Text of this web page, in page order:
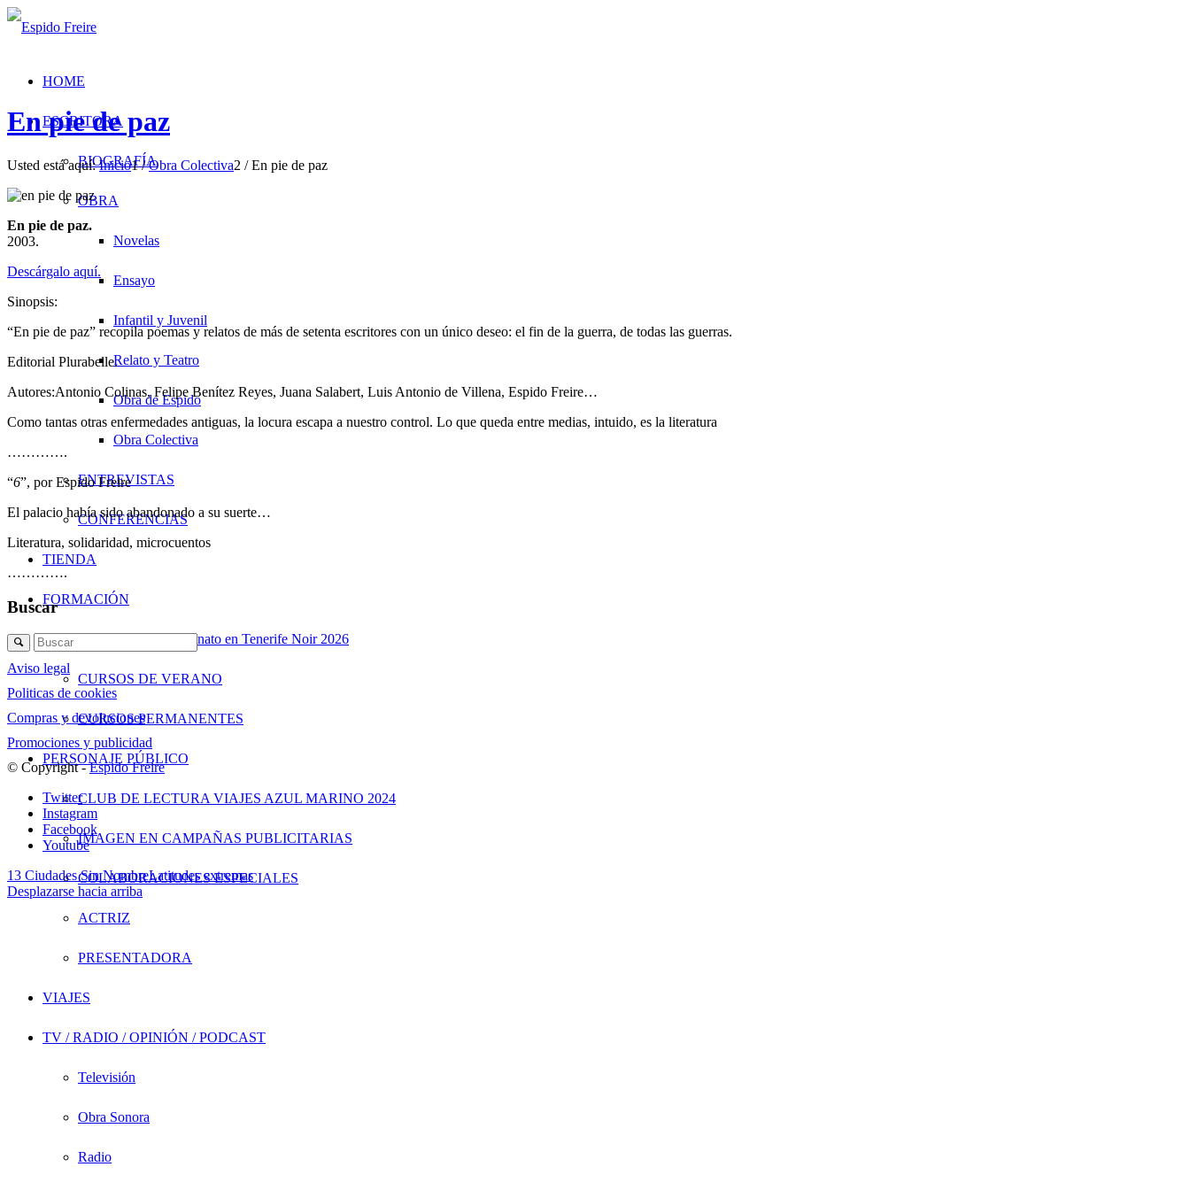
HOME
ESCRITORA
BIOGRAFÍA
OBRA
Novelas
Ensayo
Infantil y Juvenil
Relato y Teatro
Obra de Espido
Obra Colectiva
ENTREVISTAS
CONFERENCIAS
TIENDA
FORMACIÓN
Anatomía de un asesinato en Tenerife Noir 2026
CURSOS DE VERANO
CURSOS PERMANENTES
PERSONAJE PÚBLICO
CLUB DE LECTURA VIAJES AZUL MARINO 2024
IMAGEN EN CAMPAÑAS PUBLICITARIAS
COLABORACIONES ESPECIALES
ACTRIZ
PRESENTADORA
VIAJES
TV / RADIO / OPINIÓN / PODCAST
Televisión
Obra Sonora
Radio
En pie de paz
Usted está aquí: Inicio1 / Obra Colectiva2 / En pie de paz
En pie de paz.
2003.
Descárgalo aquí.
Sinopsis:
“En pie de paz” recopila poemas y relatos de más de setenta escritores con un único deseo: el fin de la guerra, de todas las guerras.
Editorial Plurabelle.
Autores:Antonio Colinas, Felipe Benítez Reyes, Juana Salabert, Luis Antonio de Villena, Espido Freire…
Como tantas otras enfermedades antiguas, la locura escapa a nuestro control. Lo que queda entre medias, intuido, es la literatura
………….
“6”, por Espido Freire
El palacio había sido abandonado a su suerte…
Literatura, solidaridad, microcuentos
………….
Buscar
Aviso legal
Politicas de cookies
Compras y devoluciones
Promociones y publicidad
© Copyright -Espido Freire
Twitter
Instagram
Facebook
Youtube
13 Ciudades Sin NombreLatitudes extremas
Desplazarse hacia arriba